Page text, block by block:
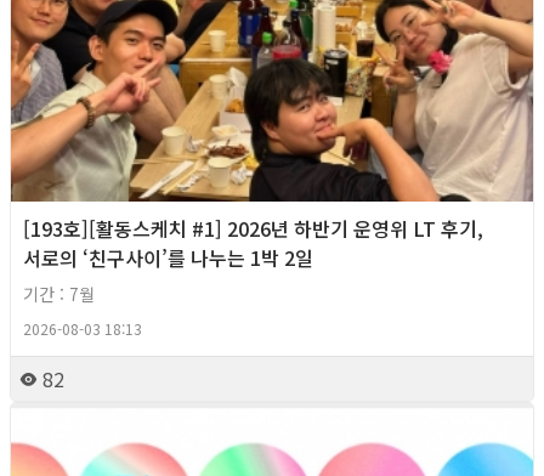
[193호][활동스케치 #1] 2026년 하반기 운영위 LT 후기,
서로의 ‘친구사이’를 나누는 1박 2일
기간 : 7월
2026-08-03 18:13
82